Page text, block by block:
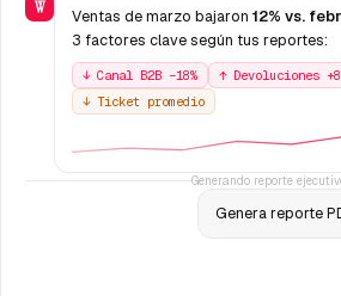
W Ventas de marzo bajaron 12% vs.
3 factores clave según tus reportes:
↓ Canal B2B −18%
↑ Devoluciones
↓ Ticket promedio
Generando reporte
Genera reporte